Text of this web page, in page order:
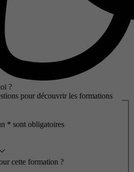
?
pour découvrir les formations
* sont obligatoires
cette formation ?